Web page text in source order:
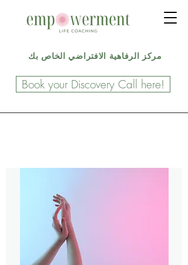
مركز الرفاهية الافتراضي الخاص بك
Book your Discovery Call here!